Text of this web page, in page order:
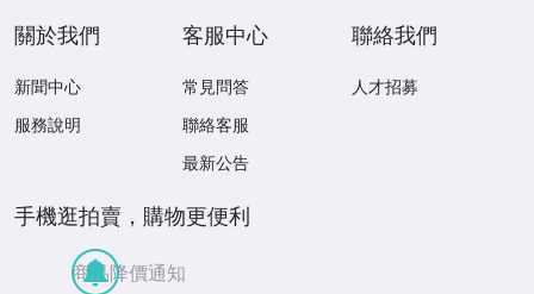
關於我們
新聞中心
服務說明
客服中心
常見問答
聯絡客服
最新公告
聯絡我們
人才招募
手機逛拍賣，購物更便利
商品降價通知